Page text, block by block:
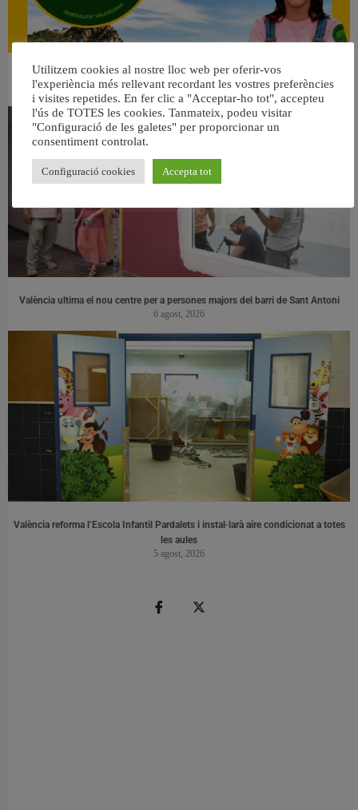
👀 Una mirada atenta puede marcar la diferencia.
31 juliol, 2026
València ultima el nou centre per a persones majors del barri de Sant Antoni
6 agost, 2026
València reforma l’Escola Infantil Pardalets i instal·larà aire condicionat a totes
les aules
5 agost, 2026
Utilitzem cookies al nostre lloc web per oferir-vos
l'experiència més rellevant recordant les vostres preferències
i visites repetides. En fer clic a "Acceptar-ho tot", accepteu
l'ús de TOTES les cookies. Tanmateix, podeu visitar
"Configuració de les galetes" per proporcionar un
consentiment controlat.
Configuració cookies Accepta tot